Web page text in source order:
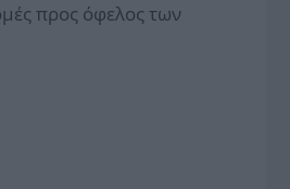
προς όφελος των